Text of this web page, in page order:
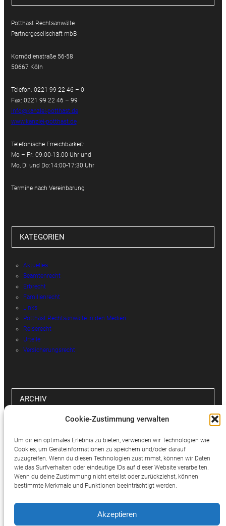
Cookie-Zustimmung verwalten
Um dir ein optimales Erlebnis zu bieten, verwenden wir Technologien wie
Cookies, um Geräteinformationen zu speichern und/oder darauf
zuzugreifen. Wenn du diesen Technologien zustimmst, können wir Daten
wie das Surfverhalten oder eindeutige IDs auf dieser Website verarbeiten.
Wenn du deine Zustimmung nicht erteilst oder zurückziehst, können
bestimmte Merkmale und Funktionen beeinträchtigt werden.
Akzeptieren
Potthast Rechtsanwälte
Partnergesellschaft mbB
Komödienstraße 56-58
50667 Köln
Telefon: 0221 99 22 46 – 0
Fax: 0221 99 22 46 – 99
info@kanzlei-potthast.de
www.kanzlei-potthast.de
Telefonische Erreichbarkeit:
Mo – Fr: 09:00-13:00 Uhr und
Mo, Di und Do:14:00-17:30 Uhr
Termine nach Vereinbarung
KATEGORIEN
Aktuelles
Beamtenrecht
Erbrecht
Familienrecht
Links
Potthast Rechtsanwälte in den Medien
Reiserecht
Urteile
Versicherungsrecht
ARCHIV
SOCIAL MEDIA
Twitter Facebook Instagram